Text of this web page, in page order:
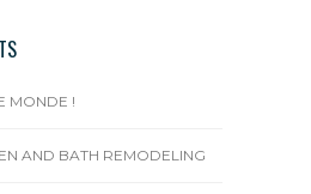
MONDE !
AND BATH REMODELING